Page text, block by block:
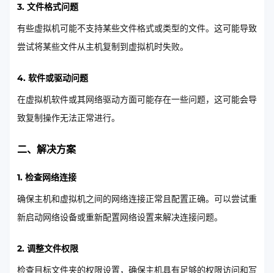
3. 文件格式问题
有些虚拟机可能不支持某些文件格式或类型的文件。这可能导致
尝试将某些文件从主机复制到虚拟机时失败。
4. 软件或驱动问题
在虚拟机软件或其网络驱动方面可能存在一些问题，这可能会导
致复制操作无法正常进行。
二、解决方案
1. 检查网络连接
确保主机和虚拟机之间的网络连接正常且配置正确。可以尝试重
新启动网络设备或重新配置网络设置来解决连接问题。
2. 调整文件权限
检查目标文件夹的权限设置，确保主机具有足够的权限访问和写